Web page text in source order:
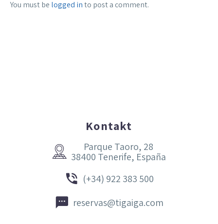
You must be logged into post a comment.
Kontakt


Parque Taoro, 28
38400 Tenerife, España

 (+34) 922 383 500

 reservas@tigaiga.com